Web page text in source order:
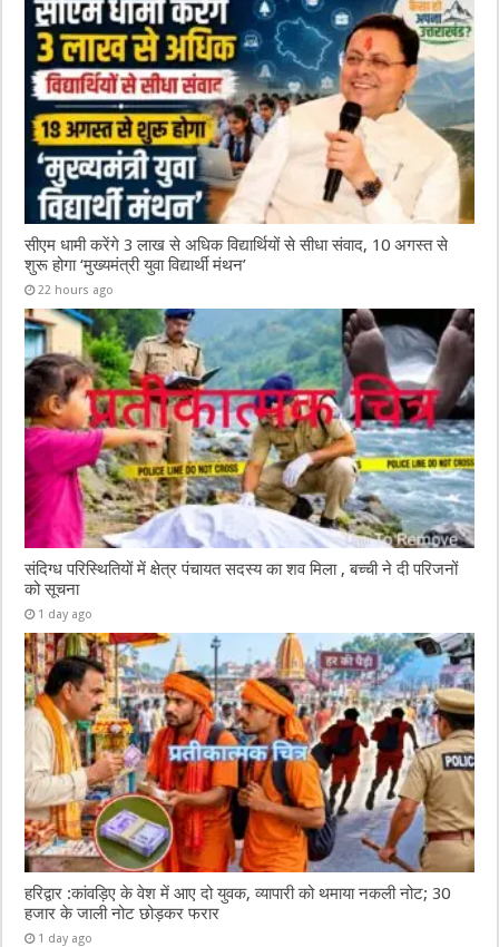
सीएम धामी करेंगे 3 लाख से अधिक विद्यार्थियों से सीधा संवाद, 10 अगस्त से
शुरू होगा ‘मुख्यमंत्री युवा विद्यार्थी मंथन’
22 hours ago
संदिग्ध परिस्थितियों में क्षेत्र पंचायत सदस्य का शव मिला , बच्ची ने दी परिजनों
को सूचना
1 day ago
हरिद्वार :कांवड़िए के वेश में आए दो युवक, व्यापारी को थमाया नकली नोट; 30
हजार के जाली नोट छोड़कर फरार
1 day ago